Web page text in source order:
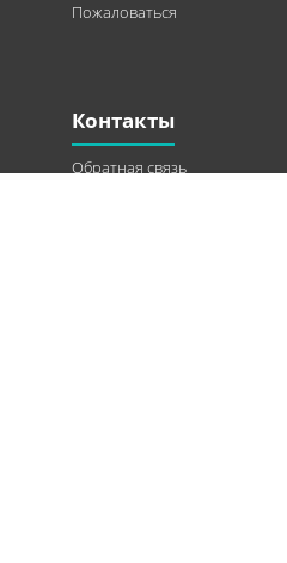
Пожаловаться
Контакты
Обратная связь